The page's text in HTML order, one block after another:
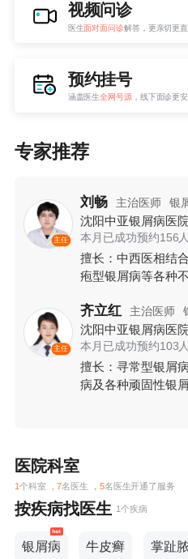
视频问诊
医生面对面问诊解答，更亲切更
预约挂号
涵盖医生全网号源，线下面诊更
专家推荐
主任
刘畅 主治医师 银
沈阳中亚银屑病医
本月已成功预约156人
擅长：中西医相结
疱型银屑病等各种
主任
齐立红 主治医师
沈阳中亚银屑病医
本月已成功预约103人
擅长：寻常型银屑
病及各种顽固性银
医院科室
1个科室 ，7名医生 ， 5名医生开通了服务
按疾病找医生 1个疾病
银屑病 牛皮癣 掌趾